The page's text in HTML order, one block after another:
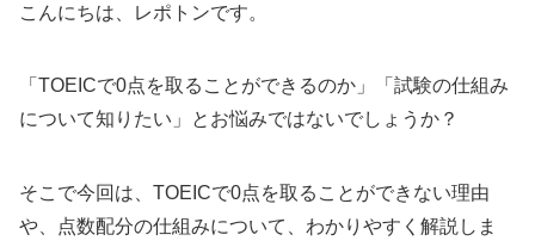
こんにちは、レポトンです。
「TOEICで0点を取ることができるのか」「試験の仕組み
について知りたい」とお悩みではないでしょうか？
そこで今回は、TOEICで0点を取ることができない理由
や、点数配分の仕組みについて、わかりやすく解説しま